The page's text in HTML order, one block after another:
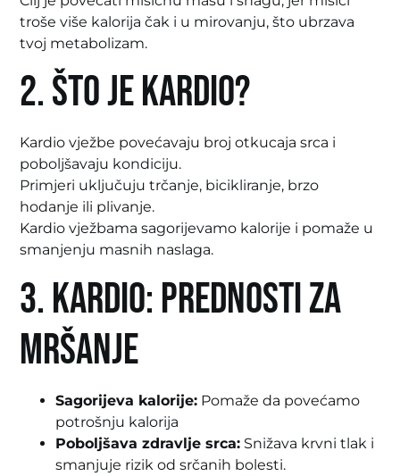
troše više kalorija čak i u mirovanju, što ubrzava
tvoj metabolizam.
2. Što je kardio?
Kardio vježbe povećavaju broj otkucaja srca i
poboljšavaju kondiciju.
Primjeri uključuju trčanje, bicikliranje, brzo
hodanje ili plivanje.
Kardio vježbama sagorijevamo kalorije i pomaže u
smanjenju masnih naslaga.
3. Kardio: Prednosti za
mršanje
Sagorijeva kalorije: Pomaže da povećamo
potrošnju kalorija
Poboljšava zdravlje srca: Snižava krvni tlak i
smanjuje rizik od srčanih bolesti.